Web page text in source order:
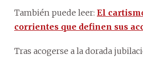
También puede leer: El
corrientes que definen sus
Tras acogerse a la dorada